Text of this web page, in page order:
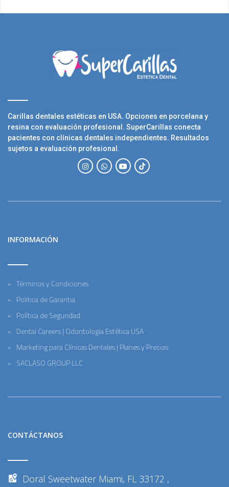
Carillas dentales estéticas en USA. Opciones en porcelana y
resina con evaluación profesional. SuperCarillas conecta
pacientes con clínicas dentales independientes. Resultados
sujetos a evaluación profesional.
INFORMACIÓN
Términos y Condiciones
Politica de Garantia
Política de Seguridad
Dental Careers | Odontología Estética USA
Marketing para Clínicas Dentales | Planes y Precios
SACLASO GROUP LLC
CONTÁCTANOS
Doral Sweetwater Miami, FL 33172 ,